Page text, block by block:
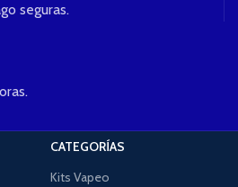
seguras.
CATEGORÍAS
Kits Vapeo